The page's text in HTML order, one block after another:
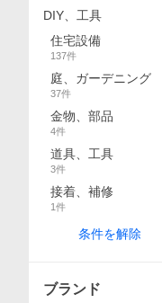
DIY、工具
住宅設備
137件
庭、ガーデニング
37件
金物、部品
4件
道具、工具
3件
接着、補修
1件
条件を解除
ブランド